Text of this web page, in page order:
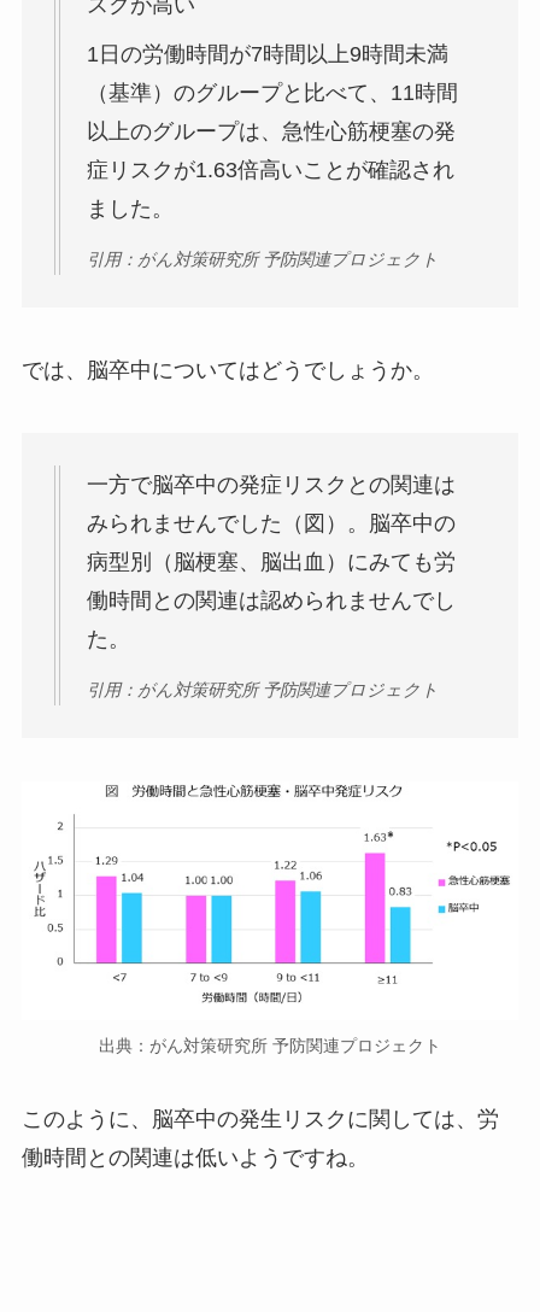
1日の労働時間が7時間以上9時間未満
（基準）のグループと比べて、11時間
以上のグループは、急性心筋梗塞の発
症リスクが1.63倍高いことが確認され
ました。
引用：がん対策研究所 予防関連プロジェクト
では、脳卒中についてはどうでしょうか。
一方で脳卒中の発症リスクとの関連は
みられませんでした（図）。脳卒中の
病型別（脳梗塞、脳出血）にみても労
働時間との関連は認められませんでし
た。
引用：がん対策研究所 予防関連プロジェクト
出典：がん対策研究所 予防関連プロジェクト
このように、脳卒中の発生リスクに関しては、労
働時間との関連は低いようですね。